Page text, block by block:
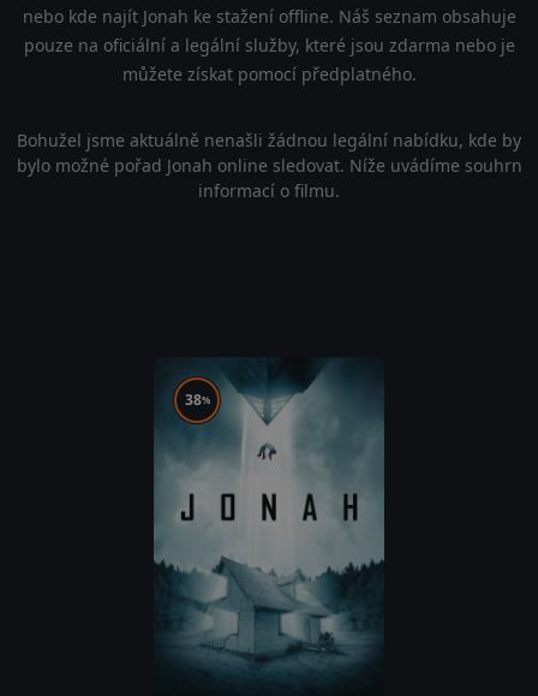
nebo kde najít Jonah ke stažení offline. Náš seznam obsahuje
pouze na oficiální a legální služby, které jsou zdarma nebo je
můžete získat pomocí předplatného.
Bohužel jsme aktuálně nenašli žádnou legální nabídku, kde by
bylo možné pořad Jonah online sledovat. Níže uvádíme souhrn
informací o filmu.
38%